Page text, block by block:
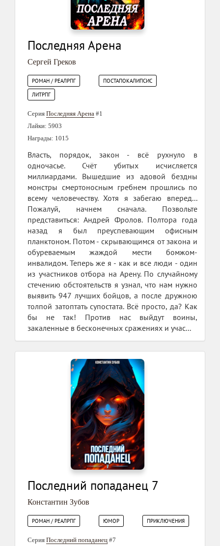
Последняя Арена
Сергей Греков
РОМАН / РЕАЛРПГ
ПОСТАПОКАЛИПСИС
ЛИТРПГ
Серия Последняя Арена #1
Лайки: 5903
Награды: 1015
Власть, порядок, закон - всё рухнуло в
одночасье. Счёт убитых исчисляется
миллиардами. Вышедшие из адовой бездны
монстры смертоносным гребнем прошлись по
всему человечеству. Хотя я забегаю вперед...
Пожалуй, начнем сначала. Позвольте
представиться: Андрей Фролов. Полтора года
назад я был преуспевающим офисным
планктоном. Потом - скрывающимся от закона и
обуреваемым жаждой мести бомжом-
инвалидом. Теперь же я - как и все люди - один
из участников отбора на Арену. По случайному
стечению обстоятельств я узнал, что нам нужно
выявить 947 лучших бойцов, а после дружною
толпой затоптать супостата. Всё просто, да? Как
бы не так! Против нас выйдут воины,
закаленные в бесконечных сражениях и учас...
Последний попаданец 7
Константин Зубов
РОМАН / РЕАЛРПГ ЮМОР ПРИКЛЮЧЕНИЯ
Серия Последний попаданец #7